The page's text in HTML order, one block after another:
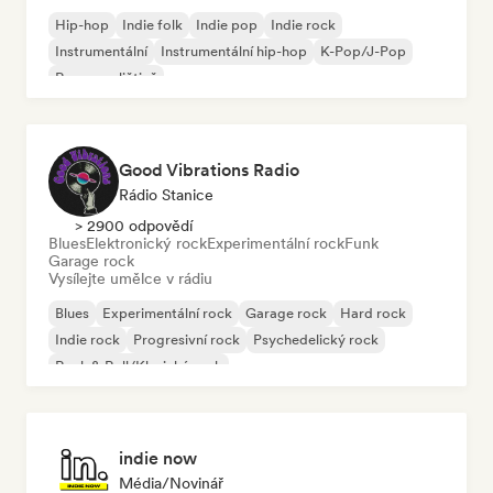
Hip-hop Indie folk Indie pop
Indie rock
Instrumentální
Instrumentální hip-hop
K-Pop/J-Pop
Rap v angličtině
Good Vibrations Radio
Rádio Stanice
> 2900 odpovědí
BluesElektronický rockExperimentální rockFunk
Garage rock
Vysílejte umělce v rádiu
Blues Experimentální rock Garage rock
Hard rock
Indie rock
Progresivní rock
Psychedelický rock
Rock & Roll/Klasický rock
indie now
Média/novinář